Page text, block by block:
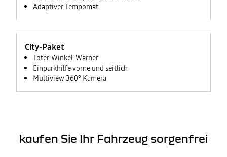
Adaptiver Tempomat
City-Paket
Toter-Winkel-Warner
Einparkhilfe vorne und seitlich
Multiview 360° Kamera
kaufen Sie Ihr Fahrzeug sorgenfrei